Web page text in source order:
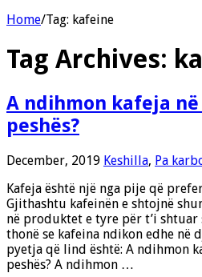
Home/Tag: kafeine
Tag Archives:
A ndihmon kafeja
peshës?
December, 2019 Keshilla, Pa
Kafeja është një nga pije që
Gjithashtu kafeinën e shtojnë
në produktet e tyre për t’i
thonë se kafeina ndikon edhe në
pyetja që lind është: A ndihmon
peshës? A ndihmon …